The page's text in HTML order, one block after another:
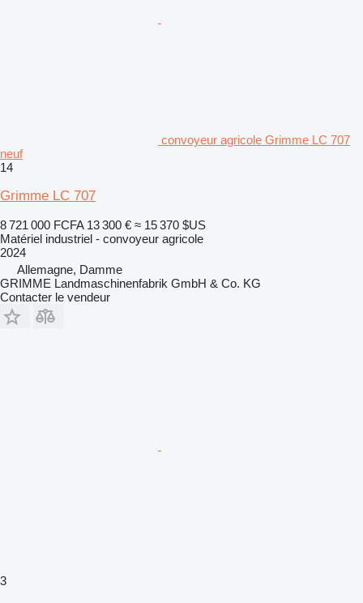
convoyeur agricole Grimme LC 707
neuf
14
Grimme LC 707
8 721 000 FCFA 13 300 € ≈ 15 370 $US
Matériel industriel - convoyeur agricole
2024
Allemagne, Damme
GRIMME Landmaschinenfabrik GmbH & Co. KG
Contacter le vendeur
3